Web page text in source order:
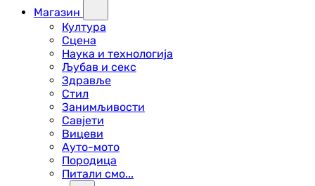
Магазин
Култура
Сцена
Наука и технологија
Љубав и секс
Здравље
Стил
Занимљивости
Савјети
Вицеви
Ауто-мото
Породица
Питали смо...